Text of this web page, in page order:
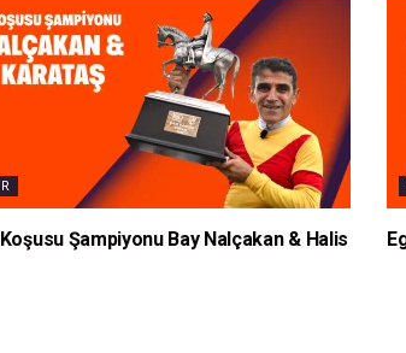
Şampiyonu Bay Nalçakan & Halis